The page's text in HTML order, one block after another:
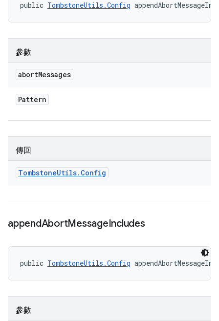
public TombstoneUtils.Config
參數
abortMessages
Pattern
傳回
TombstoneUtils. Config
appendAbortMessageIncludes
public TombstoneUtils.Config
參數